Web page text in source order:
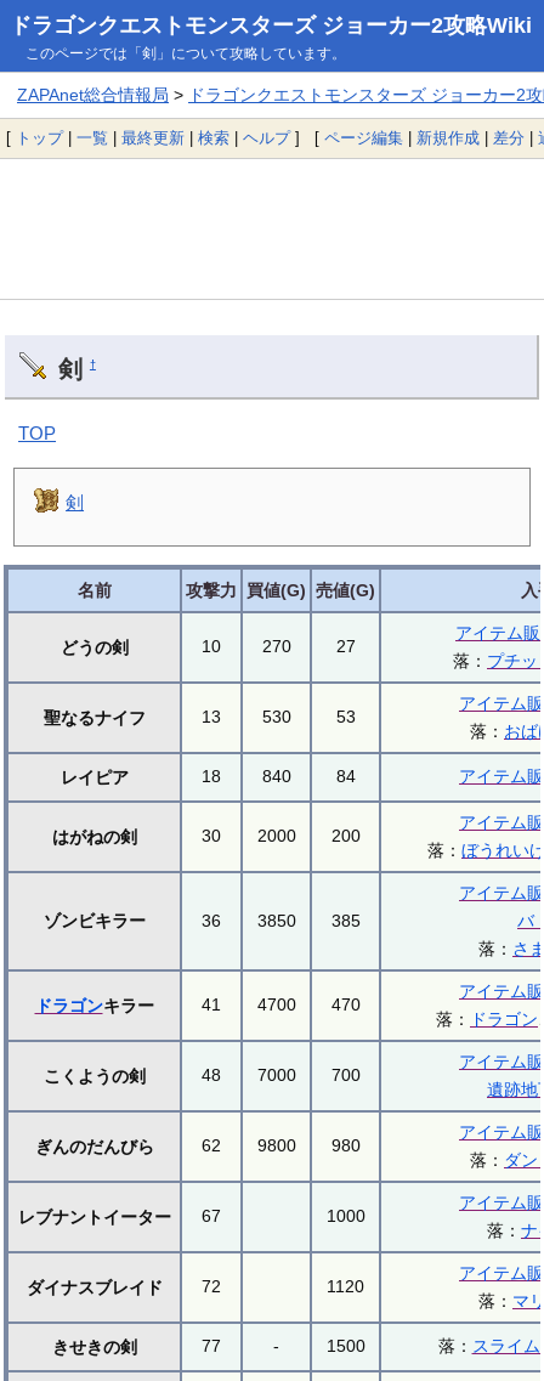
ドラゴンクエストモンスターズ ジョーカー2攻略Wiki
このページでは「剣」について攻略しています。
ZAPAnet総合情報局 > ドラゴンクエストモンスターズ ジョーカー2
[ トップ| 一覧 | 最終更新 | 検索 | ヘルプ] [ ページ編集 | 新規作成 | 差分 |
剣 †
TOP
剣
名前 攻撃力 買値(G) 売値(G) 入
どうの剣 10 270 27
アイテム
落： プチッ
聖なるナイフ 13 530 53
アイテム
落： おば
レイピア 18 840 84 アイテム
はがねの剣 30 2000 200
アイテム
落： ぼうれい
ゾンビキラー 36 3850 385
アイテム
バ
落： さ
ドラゴンキラー 41 4700 470
アイテム
落：
ドラゴン
こくようの剣 48 7000 700
アイテム
遺跡地
ぎんのだんびら 62 9800 980
アイテム
落： ダン
レブナントイーター 67 1000
アイテム
落： ナ
ダイナスブレイド 72 1120
アイテム
落： マ
きせきの剣 77 - 1500 落： スライ